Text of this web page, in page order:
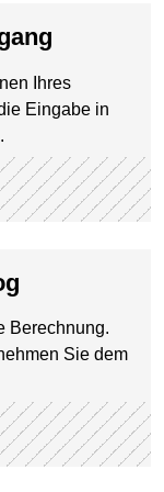
Ihres
Eingabe in
Berechnung.
Sie dem